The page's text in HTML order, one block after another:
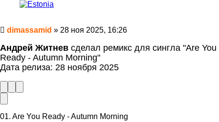
Сообщение
dimassamid » 28 ноя 2025, 16:26
Андрей Житнев сделал ремикс для сингла "Are You
Ready - Autumn Morning"
Дата релиза: 28 ноября 2025
01. Are You Ready - Autumn Morning